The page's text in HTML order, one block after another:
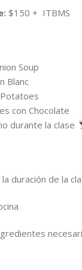
$150 + ITBMS
Soup
Blanc
con Chocolate
durante la clase
duración de la